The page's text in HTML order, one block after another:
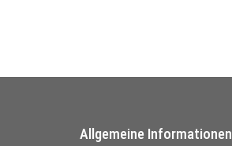
Allgemeine Informationen